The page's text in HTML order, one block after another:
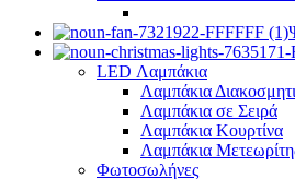
LED Λαμπάκια
Λαμπάκια
Λαμπάκια σε Σειρά
Λαμπάκια Κουρτίνα
Λαμπάκια
Φωτοσωλήνες